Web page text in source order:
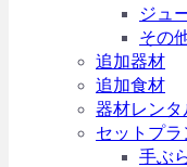
ジュ
その
追加器材
追加食材
器材レンタ
セットプラ
手ぶ